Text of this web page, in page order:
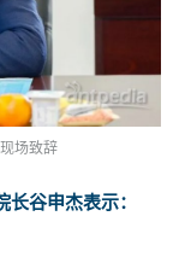
场致辞
谷申杰表示：